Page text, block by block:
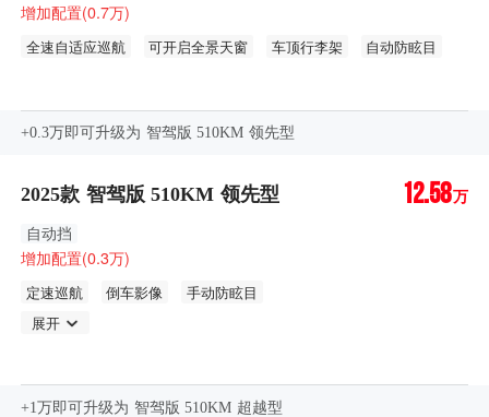
增加配置(0.7万)
全速自适应巡航 可开启全景天窗 车顶行李架
自动防眩目
+0.3万即可升级为 智驾版 510KM 领先型
2025款 智驾版 510KM 领先型 12.58万
自动挡
增加配置(0.3万)
定速巡航 倒车影像
手动防眩目
展开
+1万即可升级为 智驾版 510KM 超越型